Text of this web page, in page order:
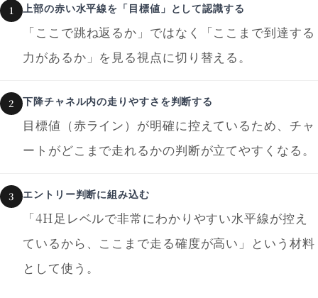
1 上部の赤い水平線を「目標値」として認識する
「ここで跳ね返るか」ではなく「ここまで到達する
力があるか」を見る視点に切り替える。
2 下降チャネル内の走りやすさを判断する
目標値（赤ライン）が明確に控えているため、チャ
ートがどこまで走れるかの判断が立てやすくなる。
3 エントリー判断に組み込む
「4H足レベルで非常にわかりやすい水平線が控え
ているから、ここまで走る確度が高い」という材料
として使う。